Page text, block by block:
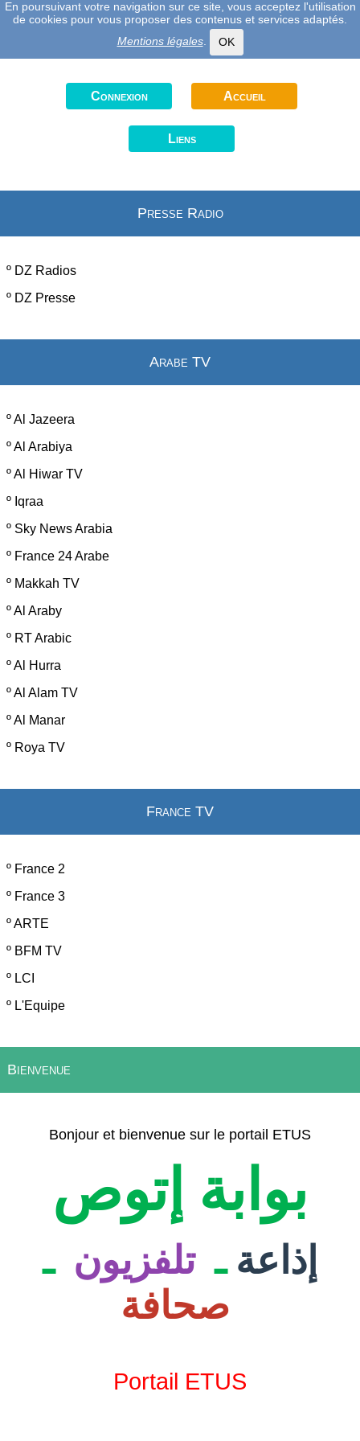
En poursuivant votre navigation sur ce site, vous acceptez l'utilisation
de cookies pour vous proposer des contenus et services adaptés.
Mentions légales. OK
Connexion Accueil
Liens
Presse Radio
º DZ Radios
º DZ Presse
Arabe TV
ºAl Jazeera
ºAl Arabiya
ºAl Hiwar TV
º Iqraa
º Sky News Arabia
º France 24 Arabe
º Makkah TV
ºAl Araby
º RT Arabic
ºAl Hurra
ºAl Alam TV
ºAl Manar
º Roya TV
France TV
º France 2
º France 3
ºARTE
º BFM TV
º LCI
º L'Equipe
Bienvenue
Bonjour et bienvenue sur le portail ETUS
بوابة إتوص
إذاعة ـتلفزيون ـ
صحافة
Portail ETUS